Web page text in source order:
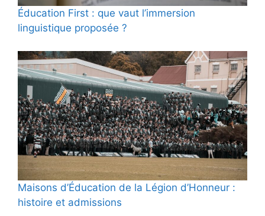
Éducation First : que vaut l’immersion
linguistique proposée ?
Maisons d’Éducation de la Légion d’Honneur :
histoire et admissions